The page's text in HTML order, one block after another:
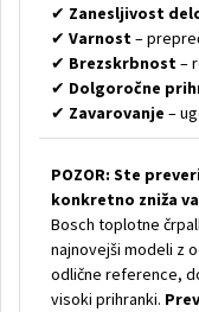
✔ Zanesljivost
✔ Varnost–
✔ Brezskrbnost–
✔ Dolgoročne
✔ Zavarovanje –
POZOR: Ste
konkretno zniža
Bosch toplotne
najnovejši modeli z
odlične reference,
visoki prihranki.